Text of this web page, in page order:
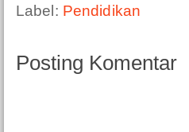
Label: Pendidikan
Posting Komentar